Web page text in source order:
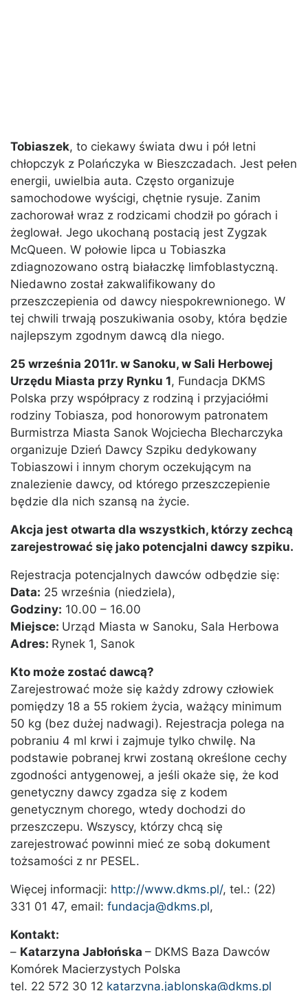
Tobiaszek, to ciekawy świata dwu i pół letni
chłopczyk z Polańczyka w Bieszczadach. Jest pełen
energii, uwielbia auta. Często organizuje
samochodowe wyścigi, chętnie rysuje. Zanim
zachorował wraz z rodzicami chodził po górach i
żeglował. Jego ukochaną postacią jest Zygzak
McQueen. W połowie lipca u Tobiaszka
zdiagnozowano ostrą białaczkę limfoblastyczną.
Niedawno został zakwalifikowany do
przeszczepienia od dawcy niespokrewnionego. W
tej chwili trwają poszukiwania osoby, która będzie
najlepszym zgodnym dawcą dla niego.
25 września 2011r. w Sanoku, w Sali Herbowej
Urzędu Miasta przy Rynku 1, Fundacja DKMS
Polska przy współpracy z rodziną i przyjaciółmi
rodziny Tobiasza, pod honorowym patronatem
Burmistrza Miasta Sanok Wojciecha Blecharczyka
organizuje Dzień Dawcy Szpiku dedykowany
Tobiaszowi i innym chorym oczekującym na
znalezienie dawcy, od którego przeszczepienie
będzie dla nich szansą na życie.
Akcja jest otwarta dla wszystkich, którzy zechcą
zarejestrować się jako potencjalni dawcy szpiku.
Rejestracja potencjalnych dawców odbędzie się:
Data: 25 września (niedziela),
Godziny: 10.00 – 16.00
Miejsce: Urząd Miasta w Sanoku, Sala Herbowa
Adres: Rynek 1, Sanok
Kto może zostać dawcą?
Zarejestrować może się każdy zdrowy człowiek
pomiędzy 18 a 55 rokiem życia, ważący minimum
50 kg (bez dużej nadwagi). Rejestracja polega na
pobraniu 4 ml krwi i zajmuje tylko chwilę. Na
podstawie pobranej krwi zostaną określone cechy
zgodności antygenowej, a jeśli okaże się, że kod
genetyczny dawcy zgadza się z kodem
genetycznym chorego, wtedy dochodzi do
przeszczepu. Wszyscy, którzy chcą się
zarejestrować powinni mieć ze sobą dokument
tożsamości z nr PESEL.
Więcej informacji: http://www.dkms.pl/, tel.: (22)
331 01 47, email: fundacja@dkms.pl,
Kontakt:
– Katarzyna Jabłońska – DKMS Baza Dawców
Komórek Macierzystych Polska
tel. 22 572 30 12 katarzyna.jablonska@dkms.pl